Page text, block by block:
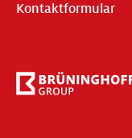
Kontaktformular